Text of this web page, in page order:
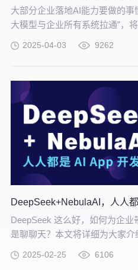
大部分企业落地AI能力要做的事
大模型与企业所有系统拉通”，
2025-04-03 9262
DeepSeek+NebulaAI，人人
DeepSeek 这么好，如何为企
是聊聊天？本文将详细为大家介
模型能力切入实际业务场景的具
2025-02-25 6106